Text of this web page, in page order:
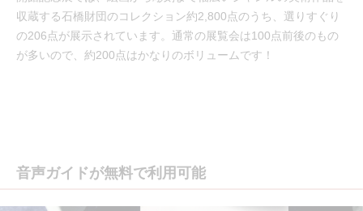
収蔵する石橋財団のコレクション約2,800点のうち、選りすぐり
の206点が展示されています。通常の展覧会は100点前後のもの
が多いので、約200点はかなりのボリュームです！
音声ガイドが無料で利用可能